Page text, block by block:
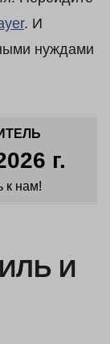
. И
нуждами
г.
к нам!
И